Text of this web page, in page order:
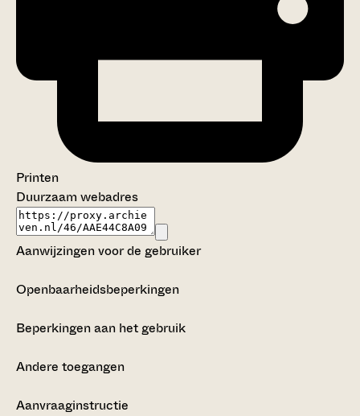
Printen
Duurzaam webadres
Aanwijzingen voor de gebruiker
Openbaarheidsbeperkingen
Beperkingen aan het gebruik
Andere toegangen
Aanvraaginstructie